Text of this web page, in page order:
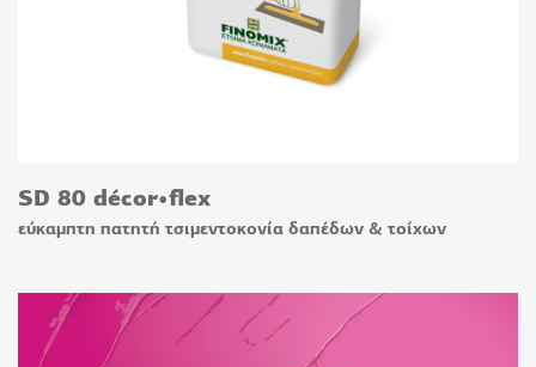
SD 80 décor•flex
εύκαμπτη πατητή τσιμεντοκονία δαπέδων & τοίχων